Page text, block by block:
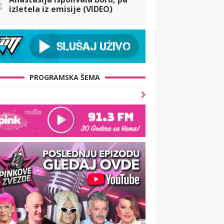
izletela iz emisije (VIDEO)
PROGRAMSKA ŠEMA